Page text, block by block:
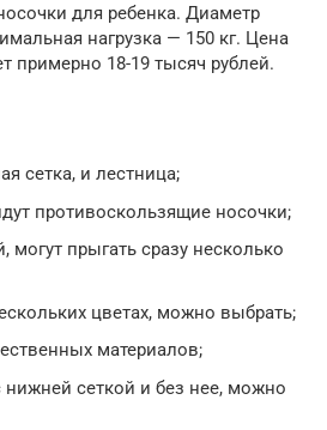
для ребенка. Диаметр
нагрузка — 150 кг. Цена
примерно 18-19 тысяч рублей.
сетка, и лестница;
противоскользящие носочки;
могут прыгать сразу несколько
цветах, можно выбрать;
материалов;
нижней сеткой и без нее, можно